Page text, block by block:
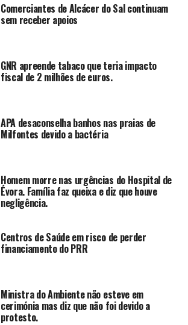
Comerciantes de Alcácer do Sal continuam
sem receber apoios
GNR apreende tabaco que teria impacto
fiscal de 2 milhões de euros.
APA desaconselha banhos nas praias de
Milfontes devido a bactéria
Homem morre nas urgências do Hospital de
Évora. Família faz queixa e diz que houve
negligência.
Centros de Saúde em risco de perder
financiamento do PRR
Ministra do Ambiente não esteve em
cerimónia mas diz que não foi devido a
protesto.